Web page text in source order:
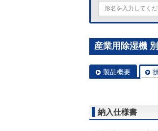
産業用除湿機
製品概要
納入仕様書